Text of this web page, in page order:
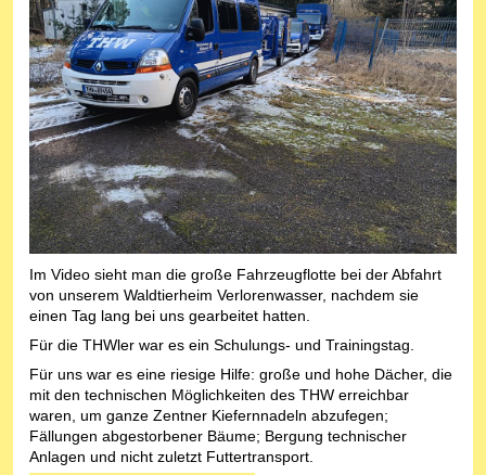
Im Video sieht man die große Fahrzeugflotte bei der Abfahrt
von unserem Waldtierheim Verlorenwasser, nachdem sie
einen Tag lang bei uns gearbeitet hatten.
Für die THWler war es ein Schulungs- und Trainingstag.
Für uns war es eine riesige Hilfe: große und hohe Dächer, die
mit den technischen Möglichkeiten des THW erreichbar
waren, um ganze Zentner Kiefernnadeln abzufegen;
Fällungen abgestorbener Bäume; Bergung technischer
Anlagen und nicht zuletzt Futtertransport.